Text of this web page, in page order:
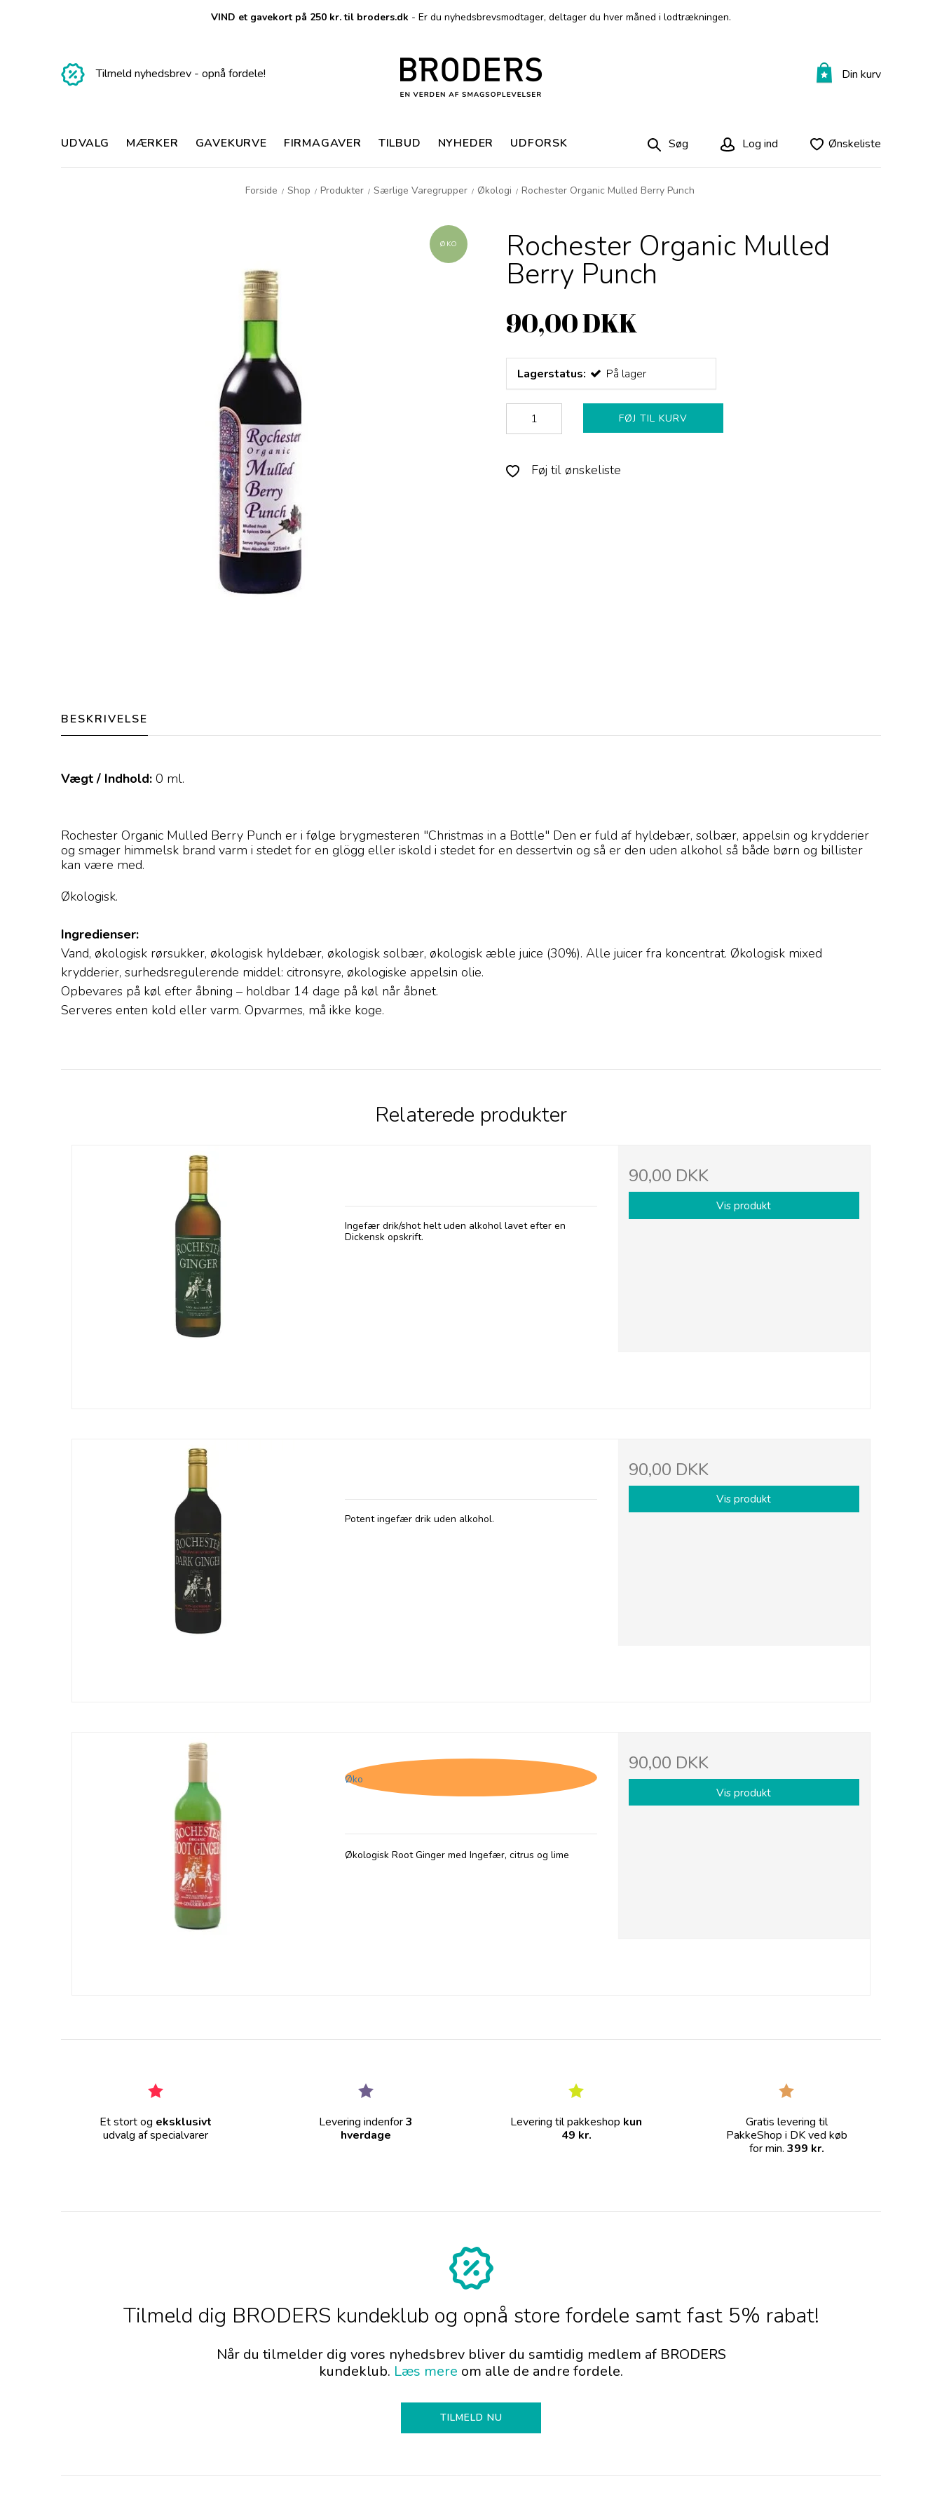
VIND et gavekort på 250 kr. til broders.dk - Er du nyhedsbrevsmodtager, deltager du hver måned i lodtrækningen.
Tilmeld nyhedsbrev - opnå fordele! Din kurv
UDVALG MÆRKER GAVEKURVE FIRMAGAVER TILBUD NYHEDER UDFORSK Søg Log ind Ønskeliste
Forside / Shop / Produkter / Særlige Varegrupper / Økologi / Rochester Organic Mulled Berry Punch
ØKO Rochester Organic Mulled
Berry Punch
90,00 DKK
Lagerstatus: På lager
FØJ TIL KURV
Føj til ønskeliste
BESKRIVELSE
Vægt / Indhold: 0 ml.
Rochester Organic Mulled Berry Punch er i følge brygmesteren "Christmas in a Bottle" Den er fuld af hyldebær, solbær, appelsin og krydderier
og smager himmelsk brand varm i stedet for en glögg eller iskold i stedet for en dessertvin og så er den uden alkohol så både børn og billister
kan være med.
Økologisk.
Ingredienser:
Vand, økologisk rørsukker, økologisk hyldebær, økologisk solbær, økologisk æble juice (30%). Alle juicer fra koncentrat. Økologisk mixed
krydderier, surhedsregulerende middel: citronsyre, økologiske appelsin olie.
Opbevares på køl efter åbning – holdbar 14 dage på køl når åbnet.
Serveres enten kold eller varm. Opvarmes, må ikke koge.
Relaterede produkter
Ingefær drik/shot helt uden alkohol lavet efter en
Dickensk opskrift.
90,00 DKK
Vis produkt
Potent ingefær drik uden alkohol.
90,00 DKK
Vis produkt
Øko
Økologisk Root Ginger med Ingefær, citrus og lime
90,00 DKK
Vis produkt
Et stort og eksklusivt
udvalg af specialvarer
Levering indenfor3
hverdage
Levering til pakkeshop kun
49 kr.
Gratis levering til
PakkeShop i DK ved køb
for min. 399 kr.
Tilmeld dig BRODERS kundeklub og opnå store fordele samt fast 5% rabat!
Når du tilmelder dig vores nyhedsbrev bliver du samtidig medlem af BRODERS
kundeklub. Læs mere om alle de andre fordele.
TILMELD NU